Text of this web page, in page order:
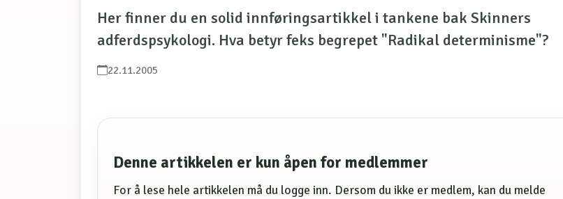
Her finner du en solid innføringsartikkel i tankene bak Skinners
adferdspsykologi. Hva betyr feks begrepet "Radikal determinisme"?
22.11.2005
Denne artikkelen er kun åpen for medlemmer
For å lese hele artikkelen må du logge inn. Dersom du ikke er medlem, kan du melde